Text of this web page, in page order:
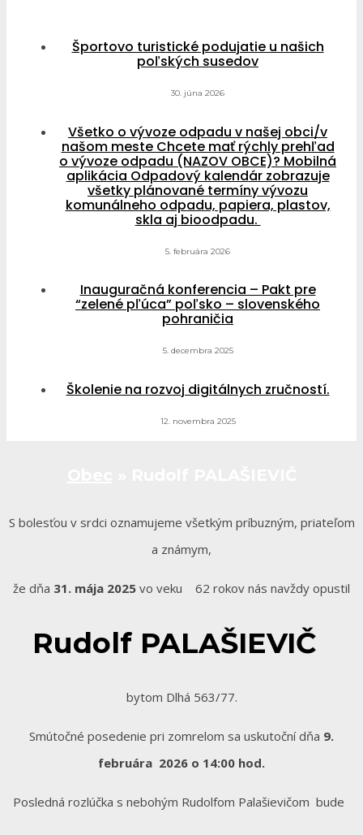
Športovo turistické podujatie u našich
poľských susedov
30. júna 2026
Všetko o vývoze odpadu v našej obci/v
našom meste Chcete mať rýchly prehľad
o vývoze odpadu (NAZOV OBCE)? Mobilná
aplikácia Odpadový kalendár zobrazuje
všetky plánované termíny vývozu
komunálneho odpadu, papiera, plastov,
skla aj bioodpadu.
5. februára 2026
Inauguračná konferencia – Pakt pre
“zelené pľúca” poľsko – slovenského
pohraničia
5. decembra 2025
Školenie na rozvoj digitálnych zručností.
12. novembra 2025
S bolesťou v srdci oznamujeme všetkým príbuzným, priateľom
a známym,
že dňa 31. mája 2025 vo veku 62 rokov nás navždy opustil
Rudolf PALAŠIEVIČ
bytom Dlhá 563/77.
Smútočné posedenie pri zomrelom sa uskutoční dňa 9.
februára 2026 o 14:00 hod.
Posledná rozlúčka s nebohým Rudolfom Palašievičom bude